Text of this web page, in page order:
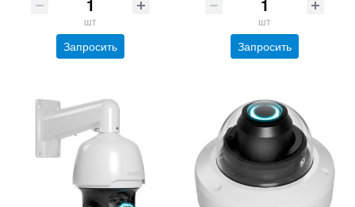
шт
Запросить
шт
Запросить